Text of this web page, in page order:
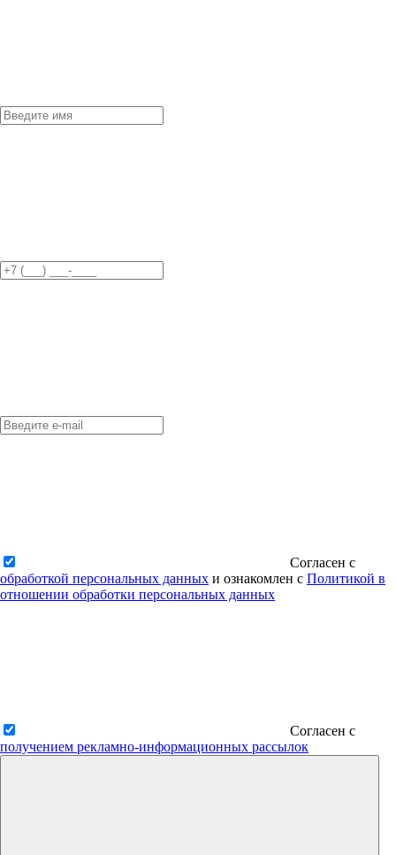
Согласен с
обработкой персональных данных и ознакомлен с Политикой в
отношении обработки персональных данных
Согласен с
получением рекламно-информационных рассылок